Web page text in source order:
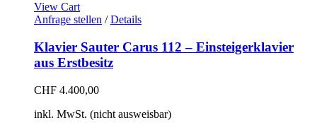
View Cart
Anfrage stellen / Details
Klavier Sauter Carus 112 – Einsteigerklavier
aus Erstbesitz
CHF 4.400,00
inkl. MwSt. (nicht ausweisbar)